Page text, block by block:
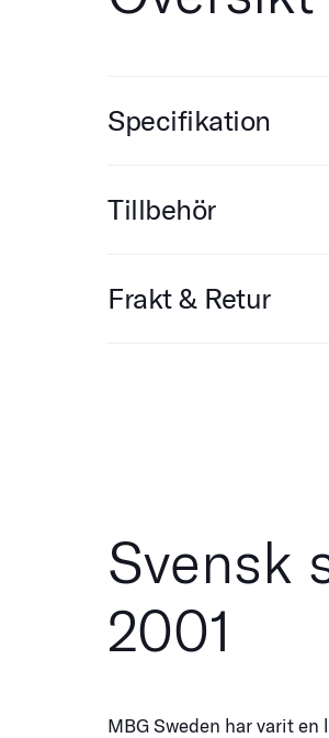
Specifikation
Tillbehör
Frakt & Retur
Svensk
2001
MBG Sweden har varit